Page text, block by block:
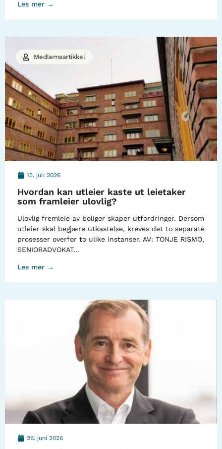
Les mer →
15. juli 2026
Hvordan kan utleier kaste ut leietaker
som framleier ulovlig?
Ulovlig fremleie av boliger skaper utfordringer. Dersom
utleier skal begjære utkastelse, kreves det to separate
prosesser overfor to ulike instanser. AV: TONJE RISMO,
SENIORADVOKAT…
Les mer →
Medlemsartikkel
26. juni 2026